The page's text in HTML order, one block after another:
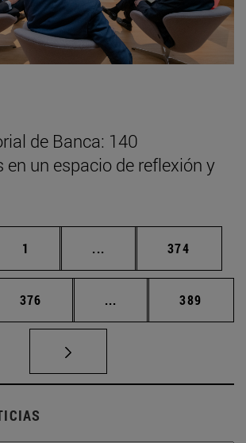
de Banca: 140
en un espacio de reflexión y
Página
1 ... Páginas intermedias
Página
374
Página
376 ... Páginas intermedias
Página
389